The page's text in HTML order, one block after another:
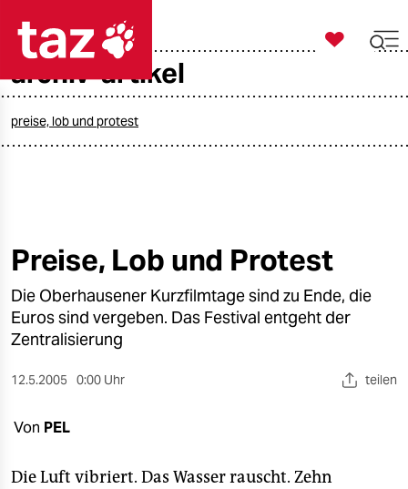
öko
gesellschaft
kultur
sport

taz zahl ich
archiv-artikel
preise, lob und protest
Preise, Lob und Protest
Die Oberhausener Kurzfilmtage sind zu Ende, die
Euros sind vergeben. Das Festival entgeht der
Zentralisierung
12.5.2005 0:00 Uhr teilen
Von PEL
Die Luft vibriert. Das Wasser rauscht. Zehn